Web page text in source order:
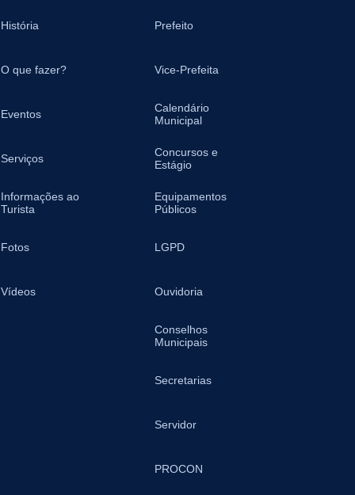
História
O que fazer?
Eventos
Serviços
Informações ao
Turista
Fotos
Vídeos
Prefeito
Vice-Prefeita
Calendário
Municipal
Concursos e
Estágio
Equipamentos
Públicos
LGPD
Ouvidoria
Conselhos
Municipais
Secretarias
Servidor
PROCON